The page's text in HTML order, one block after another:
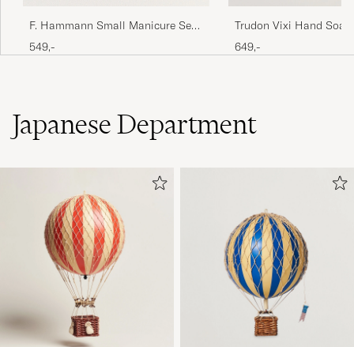
F. Hammann Small Manicure Set
Black
549,-
Trudon Vixi Hand
649,-
Japanese Department